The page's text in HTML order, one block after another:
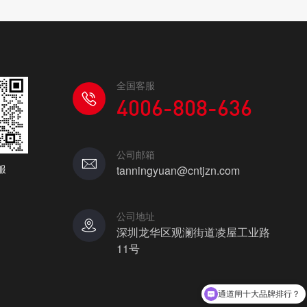
全国客服
4006-808-636
公司邮箱
tanningyuan@cntjzn.com
公司地址
深圳龙华区观澜街道凌屋工业路
11号
通道闸十大品牌排行？